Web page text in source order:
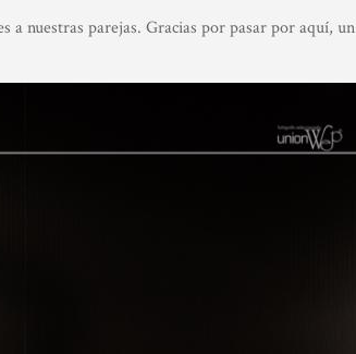
a nuestras parejas. Gracias por pasar por aquí, un